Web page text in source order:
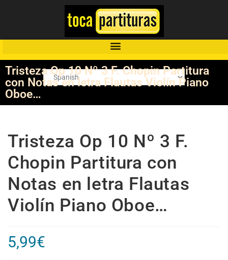
Tristeza Op 10 Nº 3 F. Chopin Partitura
con Notas en letra Flautas Violín Piano
Oboe…
Tristeza Op 10 Nº 3 F.
Chopin Partitura con
Notas en letra Flautas
Violín Piano Oboe…
5,99€